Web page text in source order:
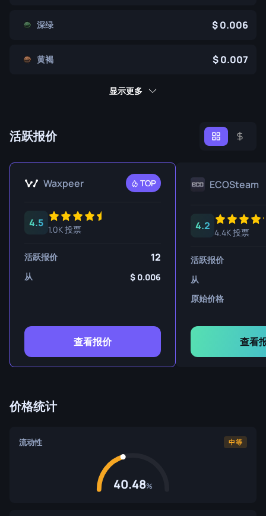
深绿 0.006
黄褐 0.007
显示更多
活跃报价
Waxpeer TOP
4.5
1.0K 投票
活跃报价 12
从 0.006
查看报价
ECOSteam
4.2
4.4K 投票
活跃报价
从
原始价格
查看
价格统计
流动性 中等
40.48%